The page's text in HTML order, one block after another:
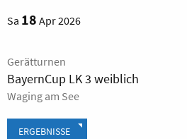
Sa 18 Apr 2026
Gerätturnen
BayernCup LK 3 weiblich
Waging am See
ERGEBNISSE